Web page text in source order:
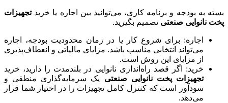
بسته به بودجه و برنامه کاری، می‌توانید بین اجاره یا خریدتجهیزات
پخت نانوایی صنعتی تصمیم بگیرید.
اجاره: برای شروع کار یا در زمان محدودیت بودجه، اجاره
می‌تواند انتخابی مناسب باشد. مزایای مالیاتی و انعطاف‌پذیری
از مزایای این روش است.
خرید: اگر قصد راه‌اندازی نانوایی در بلندمدت را دارید، خرید
تجهیزات پخت نانوایی صنعتی یک سرمایه‌گذاری منطقی و
سودآور است که کنترل کامل تجهیزات را در اختیار شما قرار
می‌دهد.